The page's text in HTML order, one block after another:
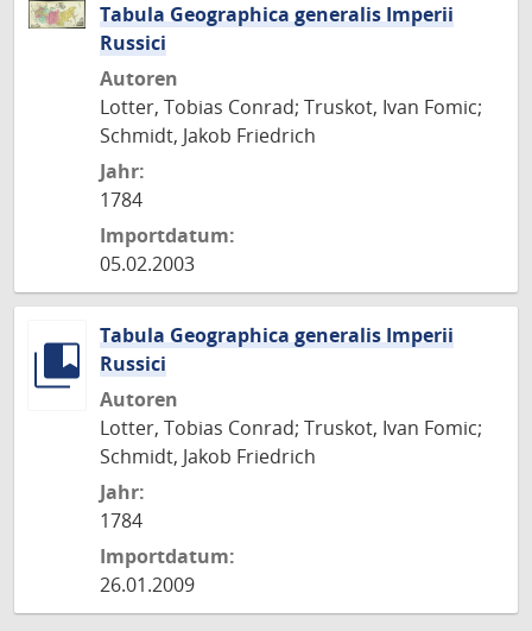
Tabula Geographica generalis Imperii
Russici
Autoren
Lotter, Tobias Conrad; Truskot, Ivan Fomic;
Schmidt, Jakob Friedrich
Jahr:
1784
Importdatum:
05.02.2003
Tabula Geographica generalis Imperii
Russici
Autoren
Lotter, Tobias Conrad; Truskot, Ivan Fomic;
Schmidt, Jakob Friedrich
Jahr:
1784
Importdatum:
26.01.2009